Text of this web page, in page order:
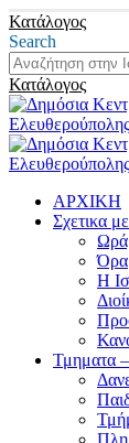
Κατάλογος
Search
Κατάλογος
ΑΡΧΙΚΗ
Σχετικα
Η
Τμηματα